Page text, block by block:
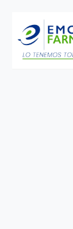
contenido